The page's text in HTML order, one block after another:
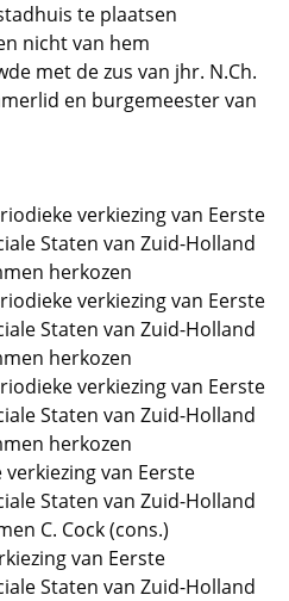
te plaatsen
nicht van hem
met de zus van jhr. N.Ch.
en burgemeester van
verkiezing van Eerste
Staten van Zuid-Holland
herkozen
verkiezing van Eerste
Staten van Zuid-Holland
herkozen
verkiezing van Eerste
Staten van Zuid-Holland
herkozen
van Eerste
Staten van Zuid-Holland
C. Cock (cons.)
van Eerste
Staten van Zuid-Holland